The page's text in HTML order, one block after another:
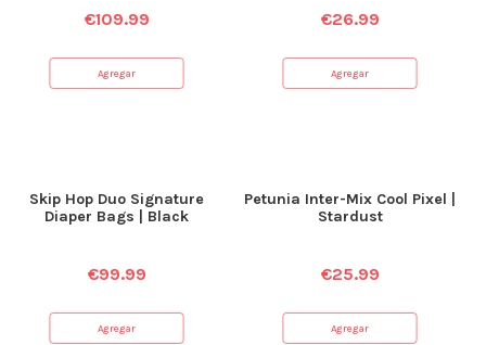
€109.99
Agregar
€26.99
Agregar
Skip Hop Duo Signature
Diaper Bags | Black
€99.99
Agregar
Petunia Inter-Mix Cool Pixel |
Stardust
€25.99
Agregar